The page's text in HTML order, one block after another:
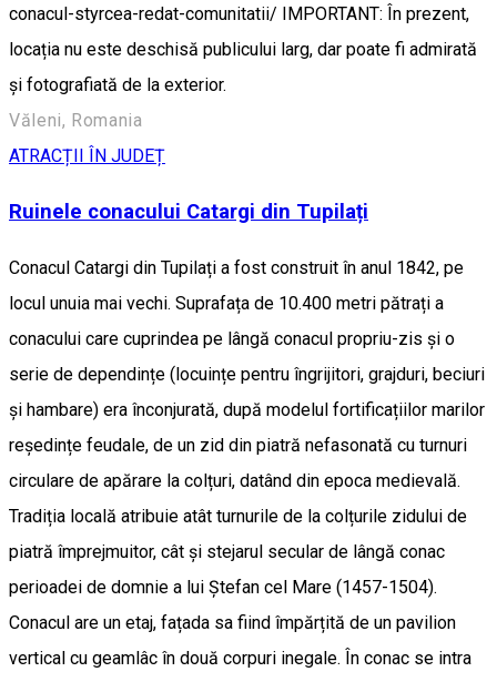
conacul-styrcea-redat-comunitatii/ IMPORTANT: În prezent,
locația nu este deschisă publicului larg, dar poate fi admirată
și fotografiată de la exterior.
Văleni, Romania
ATRACȚII ÎN JUDEȚ
Ruinele conacului Catargi din Tupilați
Conacul Catargi din Tupilați a fost construit în anul 1842, pe
locul unuia mai vechi. Suprafața de 10.400 metri pătrați a
conacului care cuprindea pe lângă conacul propriu-zis și o
serie de dependințe (locuințe pentru îngrijitori, grajduri, beciuri
și hambare) era înconjurată, după modelul fortificațiilor marilor
reședințe feudale, de un zid din piatră nefasonată cu turnuri
circulare de apărare la colțuri, datând din epoca medievală.
Tradiția locală atribuie atât turnurile de la colțurile zidului de
piatră împrejmuitor, cât și stejarul secular de lângă conac
perioadei de domnie a lui Ștefan cel Mare (1457-1504).
Conacul are un etaj, fațada sa fiind împărțită de un pavilion
vertical cu geamlâc în două corpuri inegale. În conac se intra